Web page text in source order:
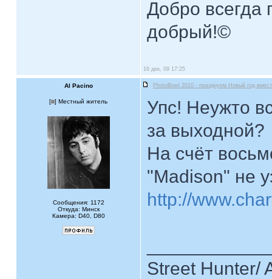
Добро всегда
добрый!©
16 дек, 09 17:25
Al Pacino PhotoBowl 2010 - празднуем Новый год
[ ] Местный житель
Сообщения: 1172
Откуда: Минск
Камера: D40, D80
Упс! Неужто
за выходной?
На счёт
"Madison" не
http://
Street Hunter/